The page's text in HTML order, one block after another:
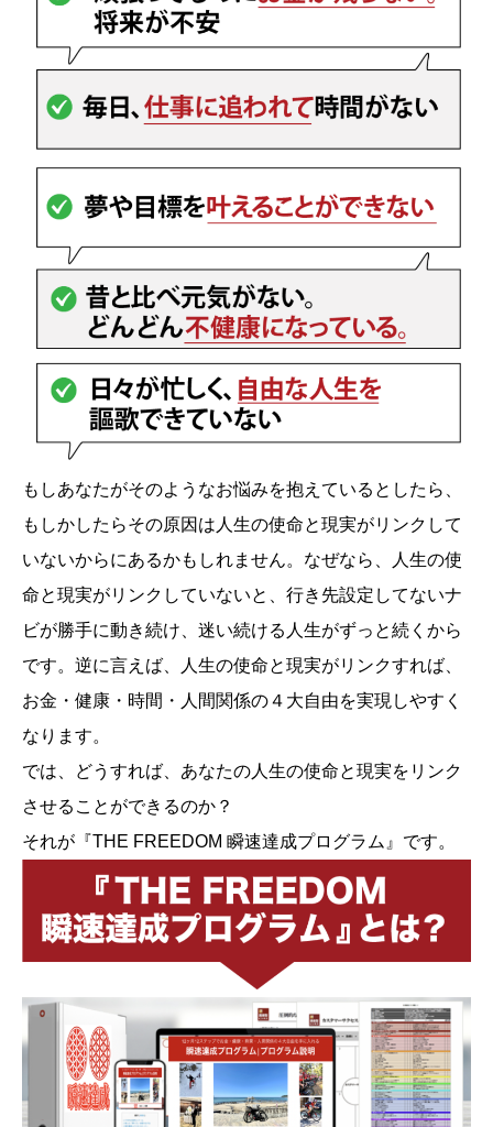
もしあなたがそのようなお悩みを抱えているとしたら、
もしかしたらその原因は人生の使命と現実がリンクして
いないからにあるかもしれません。なぜなら、人生の使
命と現実がリンクしていないと、行き先設定してないナ
ビが勝手に動き続け、迷い続ける人生がずっと続くから
です。逆に言えば、人生の使命と現実がリンクすれば、
お金・健康・時間・人間関係の４大自由を実現しやすく
なります。
では、どうすれば、あなたの人生の使命と現実をリンク
させることができるのか？
それが『THE FREEDOM 瞬速達成プログラム』です。